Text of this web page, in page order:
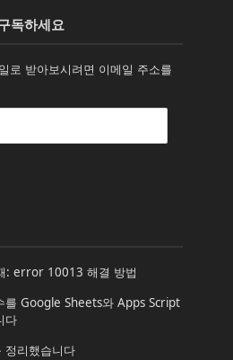
독하세요
로 받아보시려면 이메일 주소를
: error 10013 해결 방법
를 Google Sheets와 Apps Script
다
정리했습니다